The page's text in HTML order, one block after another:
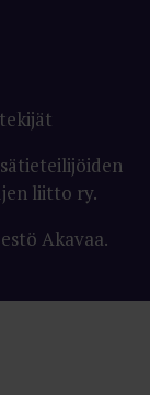
liitto ry.
Akavaa.